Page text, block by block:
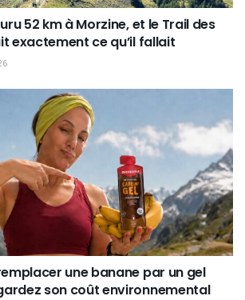
52 km à Morzine, et le Trail des
exactement ce qu’il fallait
une banane par un gel
son coût environnemental